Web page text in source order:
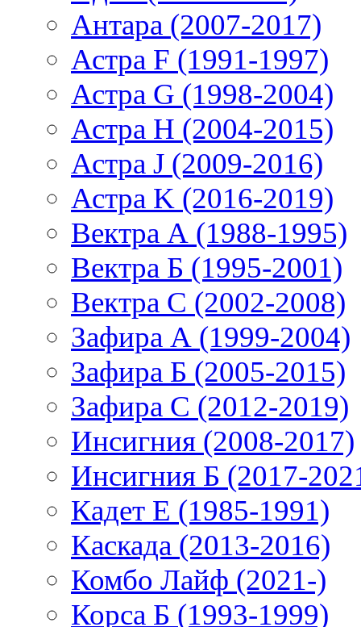
Антара (2007-2017)
Астра F (1991-1997)
Астра G (1998-2004)
Астра H (2004-2015)
Астра J (2009-2016)
Астра K (2016-2019)
Вектра А (1988-1995)
Вектра Б (1995-2001)
Вектра С (2002-2008)
Зафира А (1999-2004)
Зафира Б (2005-2015)
Зафира С (2012-2019)
Инсигния (2008-2017)
Инсигния Б (2017-
Кадет Е (1985-1991)
Каскада (2013-2016)
Комбо Лайф (2021-)
Корса Б (1993-1999)